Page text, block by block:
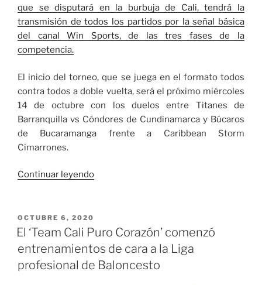
que se disputará en la burbuja de Cali, tendrá la
transmisión de todos los partidos por la señal básica
del canal Win Sports, de las tres fases de la
competencia.
El inicio del torneo, que se juega en el formato todos
contra todos a doble vuelta, será el próximo miércoles
14 de octubre con los duelos entre Titanes de
Barranquilla vs Cóndores de Cundinamarca y Búcaros
de Bucaramanga frente a Caribbean Storm
Cimarrones.
Continuar leyendo«Programación
fechas
de
la
Liga
PUBLICADO
EL
OCTUBRE 6, 2020
El ‘Team Cali Puro Corazón’ comenzó
entrenamientos de cara a la Liga
profesional de Baloncesto